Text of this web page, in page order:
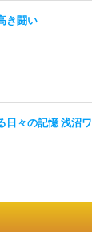
き闘い
日々の記憶 浅沼